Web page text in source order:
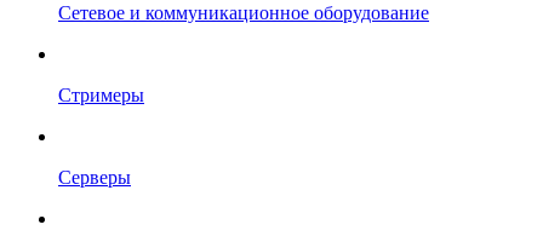
Сетевое и коммуникационное оборудование
Стримеры
Серверы